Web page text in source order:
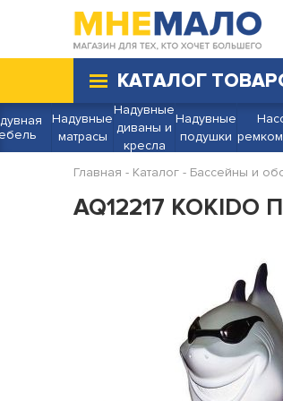
КАТАЛОГ
Надувные
матрасы
Надувные
диваны и
кресла
Надувные
подушки
Главная - Каталог - Бассейны и
AQ12217